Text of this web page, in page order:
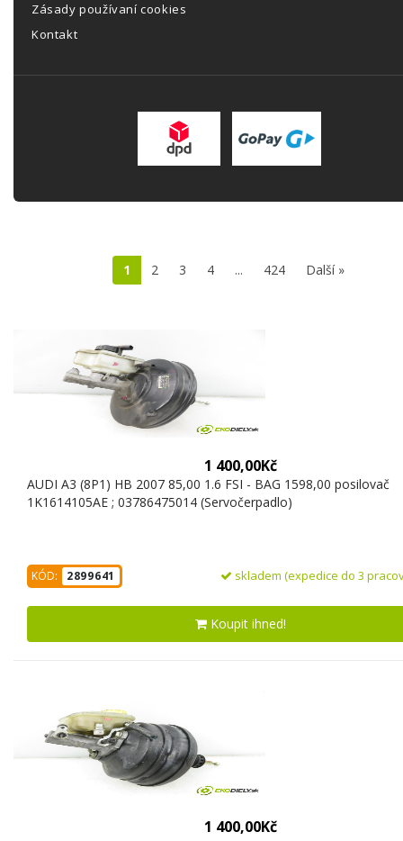
Zásady používaní cookies
Kontakt
1 2 3 4 ... 424 Další »
1 400,00Kč
AUDI A3 (8P1) HB 2007 85,00 1.6 FSI - BAG 1598,00 posilovač
1K1614105AE ; 03786475014 (Servočerpadlo)
KÓD: 2899641 skladem (expedice do 3
Koupit ihned!
1 400,00Kč